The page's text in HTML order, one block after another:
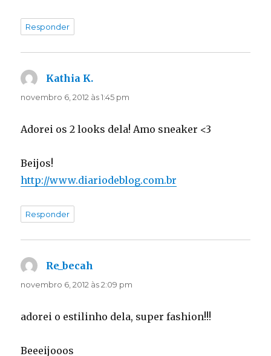
Responder
Kathia K.
novembro 6, 2012 às 1:45 pm
Adorei os 2 looks dela! Amo sneaker <3
Beijos!
http://www.diariodeblog.com.br
Responder
Re_becah
novembro 6, 2012 às 2:09 pm
adorei o estilinho dela, super fashion!!!
Beeeijooos